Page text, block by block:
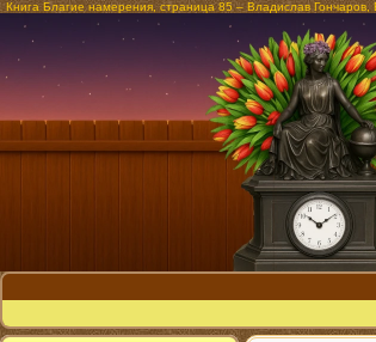
Книга Благие намерения, страница 85 – Владислав Гончаров,